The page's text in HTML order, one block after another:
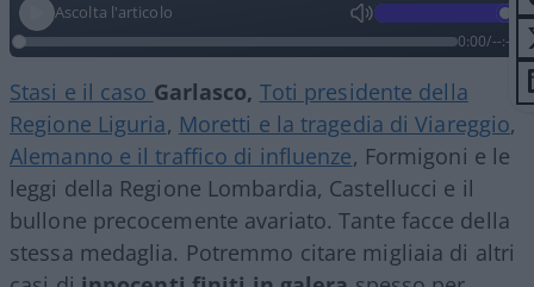
Ascolta l'articolo
0:00/--:--
Stasi e il caso Garlasco, Toti presidente della
Regione Liguria, Moretti e la tragedia di Viareggio,
Alemanno e il traffico di influenze, Formigoni e le
leggi della Regione Lombardia, Castellucci e il
bullone precocemente avariato. Tante facce della
stessa medaglia. Potremmo citare migliaia di altri